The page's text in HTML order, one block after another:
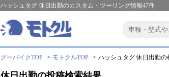
ハッシュタグ 休日出勤のカスタム・ツーリング情報47件
グーバイクTOP モトクルTOP ハッシュタグ 休日出勤の